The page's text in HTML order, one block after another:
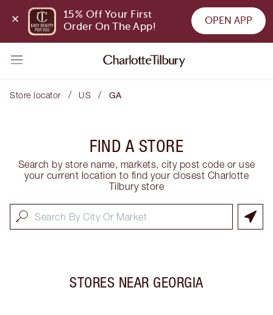
15% Off Your First
Order On The App!
OPEN APP
Store locator / US / GA
FIND A STORE
Search by store name, markets, city post code or use
your current location to find your closest Charlotte
Tilbury store
STORES NEAR GEORGIA